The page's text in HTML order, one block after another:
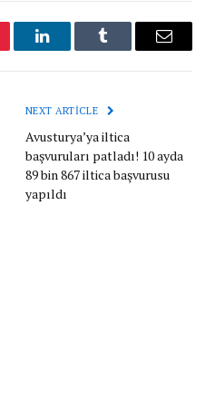
LinkedInTumblr Email
NEXT ARTICLE
Avusturya’ya iltica
başvuruları patladı! 10 ayda
89 bin 867 iltica başvurusu
yapıldı